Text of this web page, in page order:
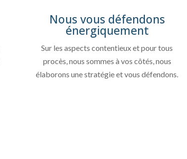
Nous vous défendons
énergiquement
Sur les aspects contentieux et pour tous
procès, nous sommes à vos côtés, nous
élaborons une stratégie et vous défendons.